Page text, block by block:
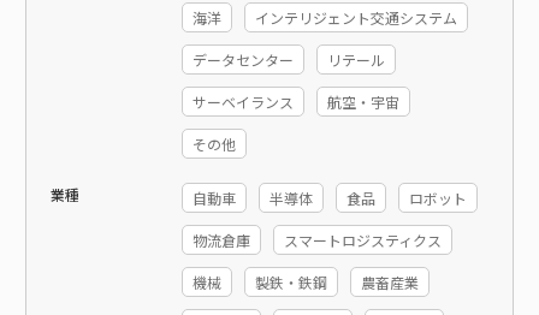
海洋 インテリジェント交通システム
データセンター リテール
サーベイランス 航空・宇宙
その他
業種 自動車 半導体 食品 ロボット
物流倉庫 スマートロジスティクス
機械 製鉄・鉄鋼 農畜産業